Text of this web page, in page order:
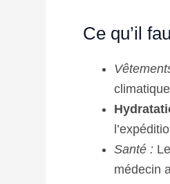
Ce qu’il
Santé :
médecin